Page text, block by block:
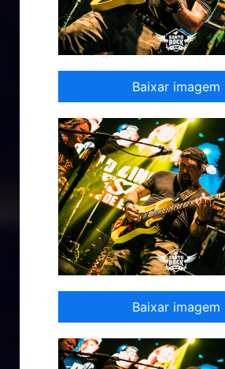
Baixar imagem
Baixar imagem